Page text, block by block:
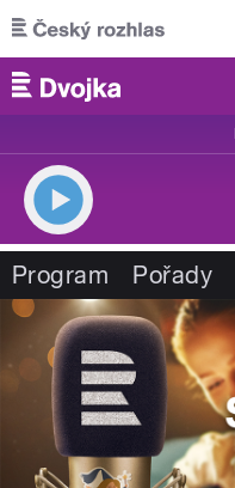
Přejít k hlavnímu obsahu
Program Pořady